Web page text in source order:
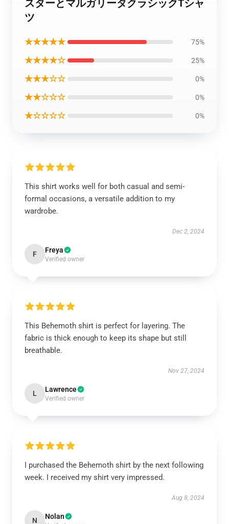
スターとマルガリータクラシックTシャ
ツ
★★★★★ 75%
★★★★☆ 25%
★★★☆☆ 0%
★★☆☆☆ 0%
★☆☆☆☆ 0%
This shirt works well for both casual and semi-
formal occasions, a versatile addition to my
wardrobe.
Dec 2, 2024
F Freya
Verified owner
This Behemoth shirt is perfect for layering. The
fabric is thick enough to keep its shape but still
breathable.
Nov 27, 2024
L Lawrence
Verified owner
I purchased the Behemoth shirt by the next following
week. I received my shirt very impressed.
Aug 8, 2024
N Nolan